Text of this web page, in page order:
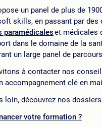
un panel de plus de
skills, en passant par
paramédicaleset médicales
dans le domaine de la
un large panel de
à contacter nos
accompagnement clé en
loin, découvrez nos
votre formation ?